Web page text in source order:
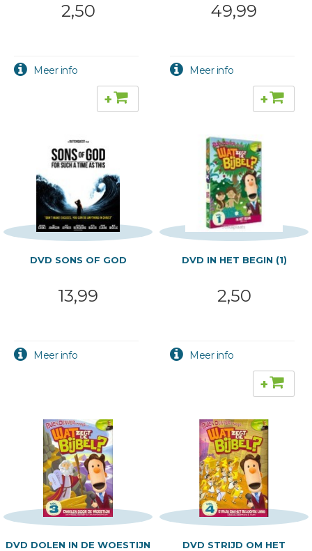
2,50
+
49,99
+
DVD SONS OF GOD
13,99
DVD IN HET BEGIN (1)
2,50
+
DVD DOLEN IN DE WOESTIJN
DVD STRIJD OM HET